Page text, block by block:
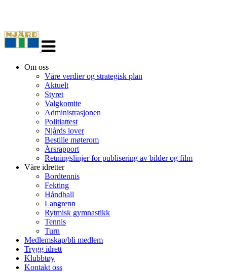
navigasjon
Om oss
Våre verdier og strategisk plan
Aktuelt
Styret
Valgkomite
Administrasjonen
Politiattest
Njårds lover
Bestille møterom
Årsrapport
Retningslinjer for publisering av bilder og film
Våre idretter
Bordtennis
Fekting
Håndball
Langrenn
Rytmisk gymnastikk
Tennis
Turn
Medlemskap/bli medlem
Trygg idrett
Klubbtøy
Kontakt oss